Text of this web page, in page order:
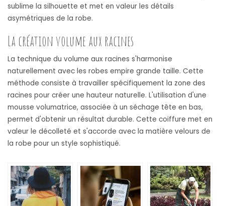
sublime la silhouette et met en valeur les détails
asymétriques de la robe.
La création volume aux racines
La technique du volume aux racines s'harmonise
naturellement avec les robes empire grande taille. Cette
méthode consiste à travailler spécifiquement la zone des
racines pour créer une hauteur naturelle. L'utilisation d'une
mousse volumatrice, associée à un séchage tête en bas,
permet d'obtenir un résultat durable. Cette coiffure met en
valeur le décolleté et s'accorde avec la matière velours de
la robe pour un style sophistiqué.